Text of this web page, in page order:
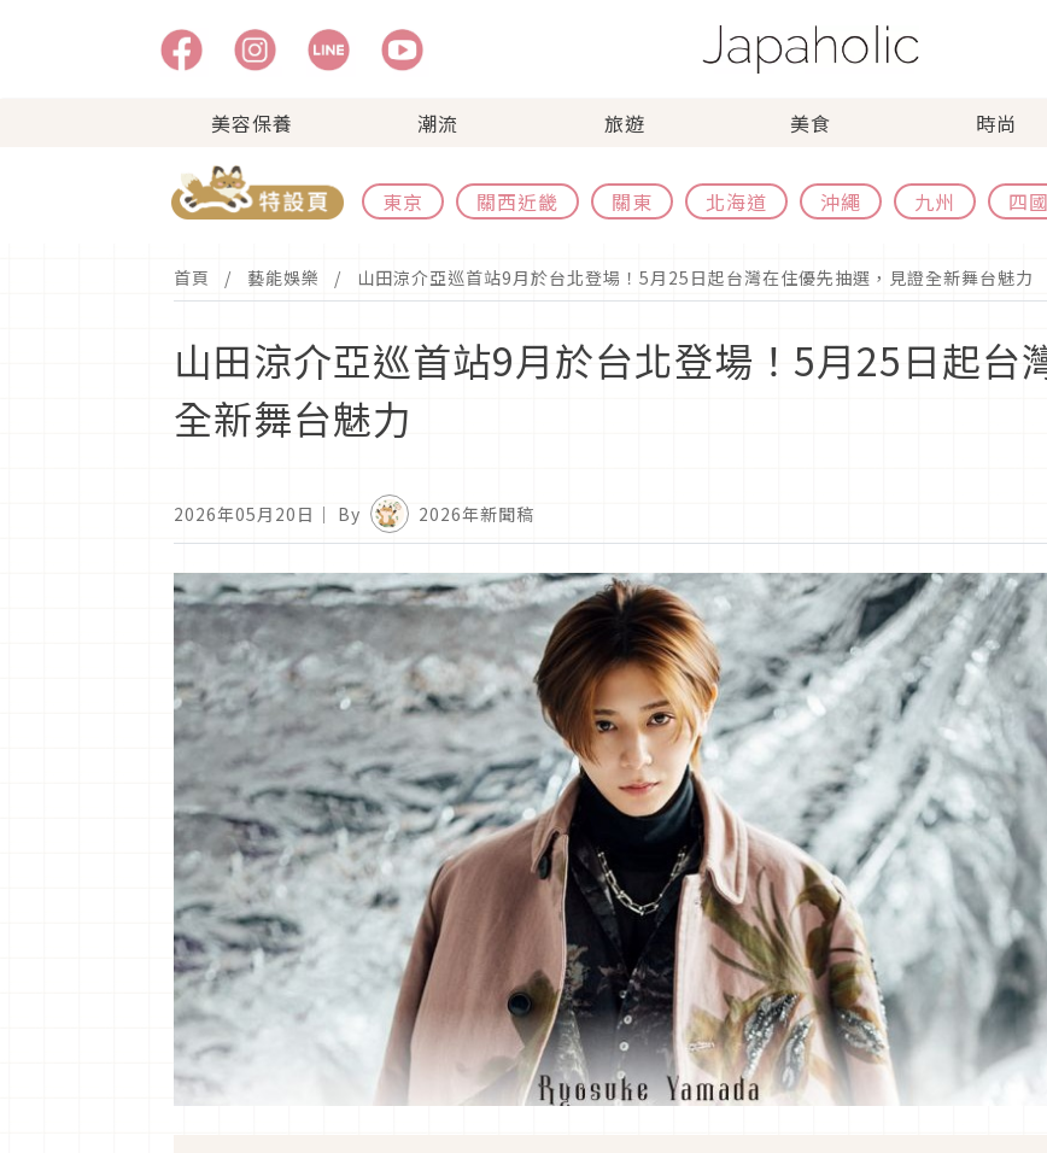
美容保養 潮流 旅遊 美食 時尚
東京 關西近畿 關東 北海道 沖繩 九州 四國
首頁 藝能娛樂 山田涼介亞巡首站9月於台北登場！5月25日起台灣在住優先抽選，見證全新舞台魅力
山田涼介亞巡首站9月於台北登場！5月25日起台
全新舞台魅力
2026年05月20日 ｜ By 2026年新聞稿